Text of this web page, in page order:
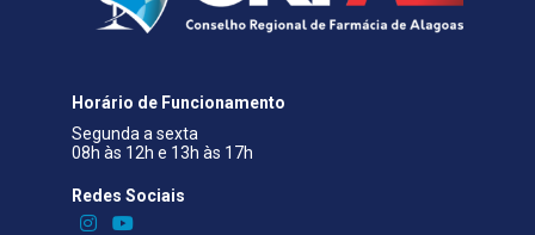
Horário de Funcionamento
Segunda a sexta
08h às 12h e 13h às 17h
Redes Sociais​